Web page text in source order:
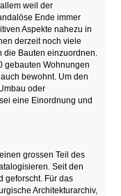
weil der
Ende immer
Aspekte nahezu in
derzeit noch viele
die Bauten einzuordnen.
gebauten Wohnungen
bewohnt. Um den
oder
eine Einordnung und
grossen Teil des
Seit den
geforscht. Für das
Architekturarchiv,